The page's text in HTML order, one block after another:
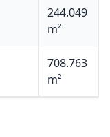
244.049
m²
708.763
m²